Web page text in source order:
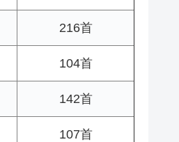
216首
104首
142首
107首